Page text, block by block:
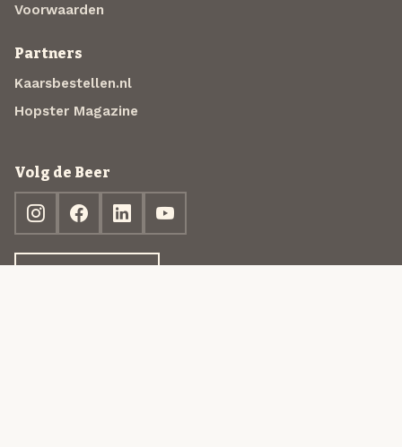
Voorwaarden
Partners
Kaarsbestellen.nl
Hopster Magazine
Volg de Beer